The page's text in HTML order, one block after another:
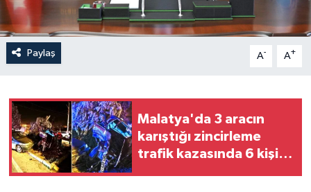
Paylaş A- A+
Malatya'da 3 aracın
karıştığı zincirleme
trafik kazasında 6 kişi